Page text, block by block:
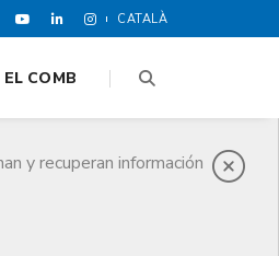
CATALÀ
y recuperan información
EL COMB